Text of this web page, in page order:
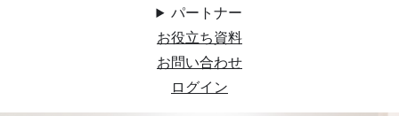
パートナー
お役立ち資料
お問い合わせ
ログイン